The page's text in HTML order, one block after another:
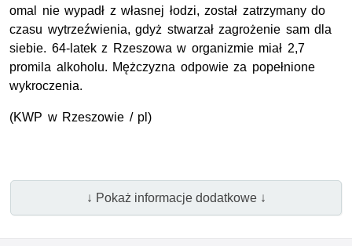
omal nie wypadł z własnej łodzi, został zatrzymany do
czasu wytrzeźwienia, gdyż stwarzał zagrożenie sam dla
siebie. 64-latek z Rzeszowa w organizmie miał 2,7
promila alkoholu. Mężczyzna odpowie za popełnione
wykroczenia.
(KWP w Rzeszowie / pl)
↓ Pokaż informacje dodatkowe ↓